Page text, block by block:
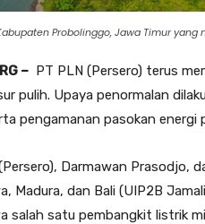
Probolinggo, Jawa Timur
– PT PLN (Persero) terus
pulih. Upaya penormalan
pengamanan pasokan energi
Darmawan Prasodjo,
Madura, dan Bali (UIP2B
salah satu pembangkit listrik